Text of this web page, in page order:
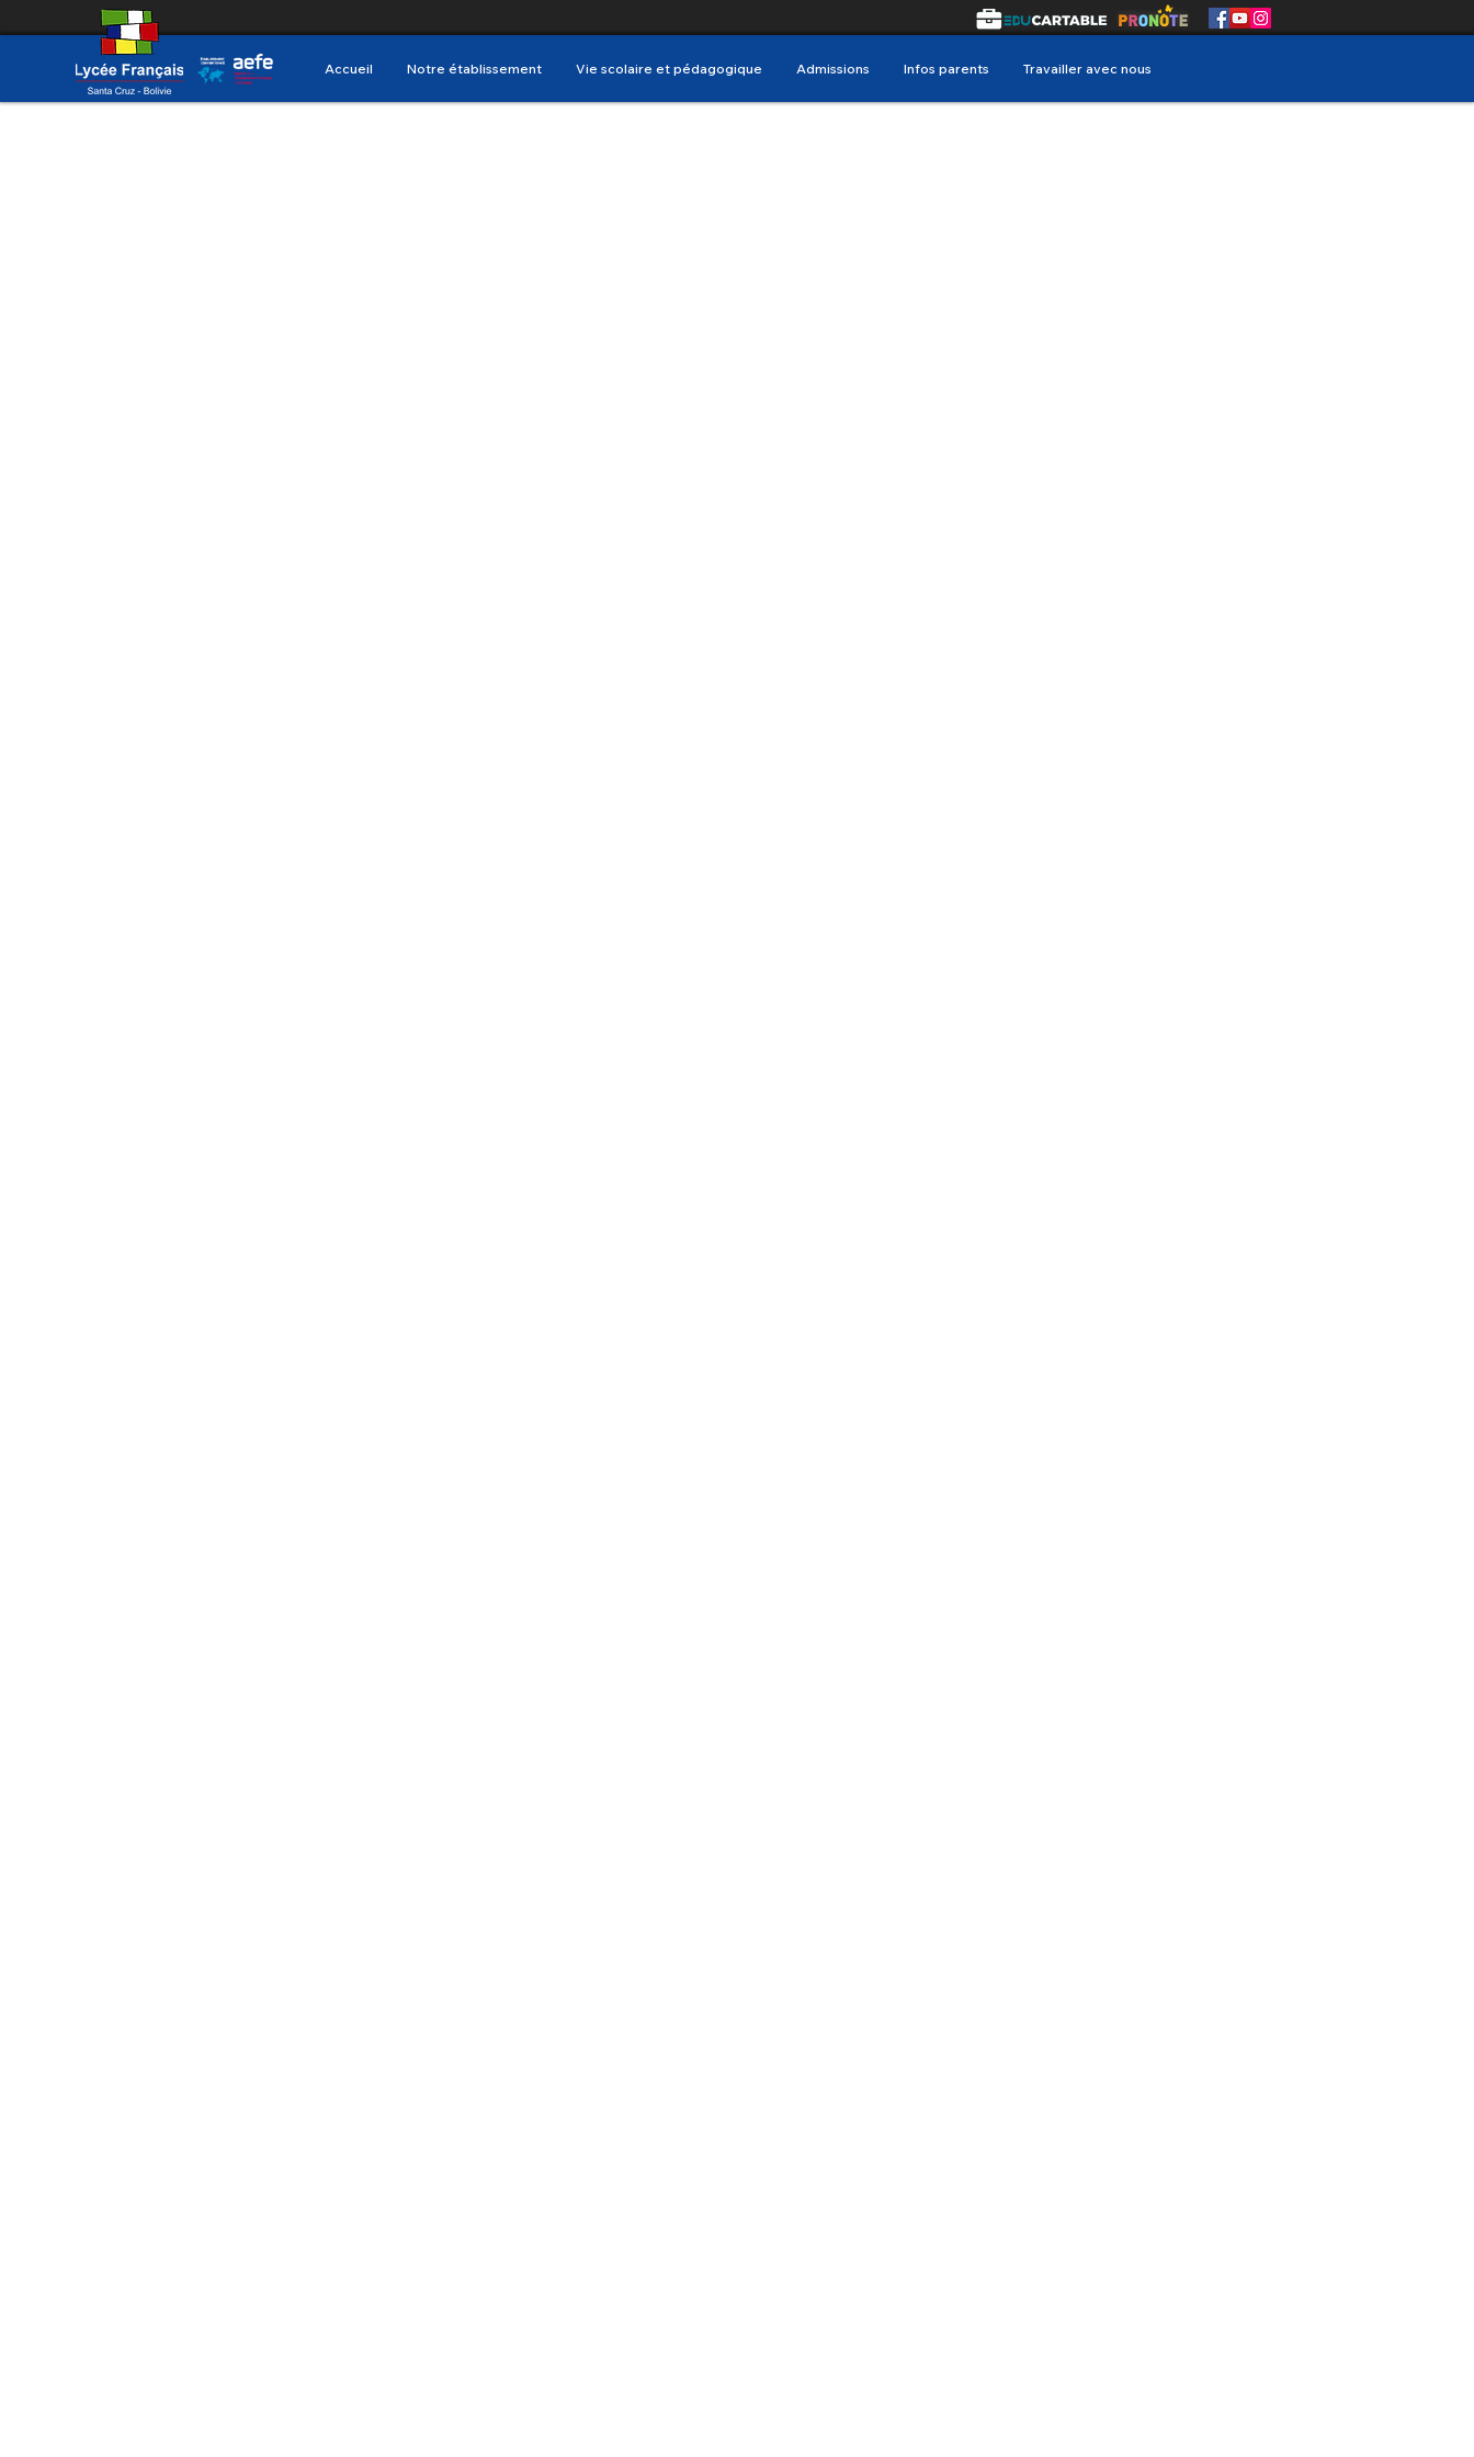
Accueil Notre établissement Vie scolaire et pédagogique Admissions Infos parents Travailler avec nous